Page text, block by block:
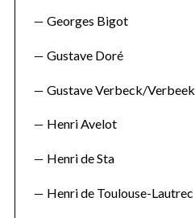
Georges Bigot
Gustave Doré
Gustave Verbeck/Verbeek
Henri Avelot
Henri de Sta
Henri de Toulouse-Lautrec